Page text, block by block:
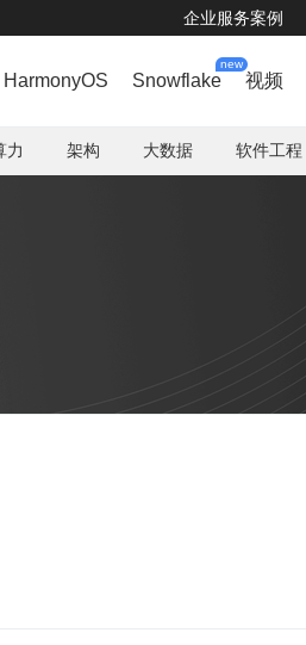
企业服务案例
HarmonyOS Snowflake
new
视频
力 架构 大数据 软件工程